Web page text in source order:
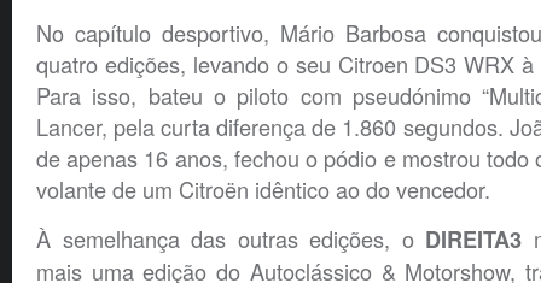
No capítulo desportivo, Mário Barbosa
quatro edições, levando o seu Citroen DS3 WRX
Para isso, bateu o piloto com pseudónimo
Lancer, pela curta diferença de 1.860 segundos.
de apenas 16 anos, fechou o pódio e mostrou todo
volante de um Citroën idêntico ao do vencedor.
À semelhança das outras edições, o DIREITA3
mais uma edição do Autoclássico & Motorshow,